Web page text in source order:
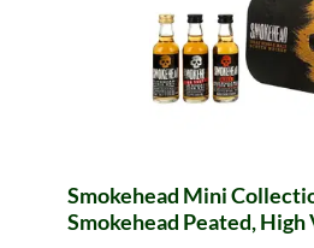
Smokehead Mini
Smokehead Peated, High